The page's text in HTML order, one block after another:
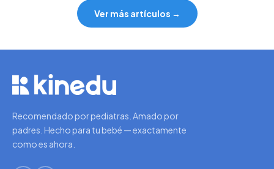
Ver más artículos →
Recomendado por pediatras. Amado por
padres. Hecho para tu bebé — exactamente
como es ahora.